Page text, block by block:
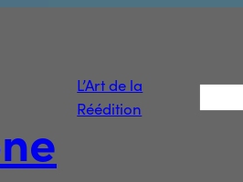
L’Art de la
Réédition